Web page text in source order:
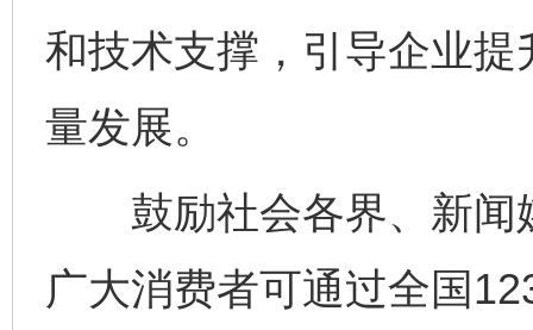
和技术支撑，引导企业
量发展。
鼓励社会各界、新闻
广大消费者可通过全国